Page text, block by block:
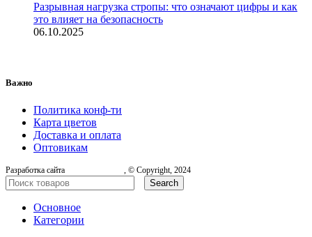
Разрывная нагрузка стропы: что означают цифры и как
это влияет на безопасность
06.10.2025
Важно
Политика конф-ти
Карта цветов
Доставка и оплата
Оптовикам
Разработка сайта , © Copyright, 2024
Search
Основное
Категории